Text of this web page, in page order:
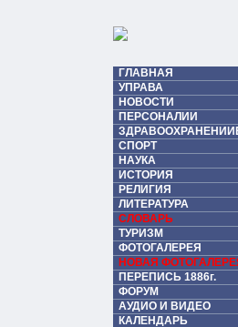
ГЛАВНАЯ
УПРАВА
НОВОСТИ
ПЕРСОНАЛИИ
СПОРТ
НАУКА
ИСТОРИЯ
РЕЛИГИЯ
ЛИТЕРАТУРА
СЛОВАРЬ
ТУРИЗМ
ФОТОГАЛЕРЕЯ
НОВАЯ
ПЕРЕПИСЬ 1886г.
ФОРУМ
АУДИО И ВИДЕО
КАЛЕНДАРЬ